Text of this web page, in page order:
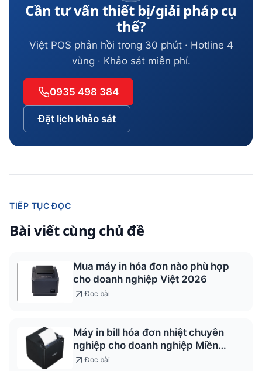
Cần tư vấn thiết bị/giải pháp cụ
thể?
Việt POS phản hồi trong 30 phút · Hotline 4
vùng · Khảo sát miễn phí.
0935 498 384
Đặt lịch khảo sát
TIẾP TỤC ĐỌC
Bài viết cùng chủ đề
Mua máy in hóa đơn nào phù hợp
cho doanh nghiệp Việt 2026
Đọc bài
Máy in bill hóa đơn nhiệt chuyên
nghiệp cho doanh nghiệp Miền
Trung
Đọc bài